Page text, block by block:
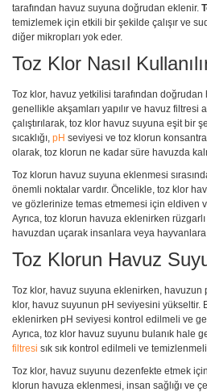
tarafından havuz suyuna doğrudan eklenir.
temizlemek için etkili bir şekilde çalışır ve
diğer mikropları yok eder.
Toz Klor Nasıl
Toz klor, havuz yetkilisi tarafından
genellikle akşamları yapılır ve havuz filtresi
çalıştırılarak, toz klor havuz suyuna eşit bir
sıcaklığı, pH seviyesi ve toz klorun
olarak, toz klorun ne kadar süre havuzda
Toz klorun havuz suyuna eklenmesi
önemli noktalar vardır. Öncelikle, toz klor
ve gözlerinize temas etmemesi için eldiven
Ayrıca, toz klorun havuza eklenirken
havuzdan uçarak insanlara veya
Toz Klorun Havuz
Toz klor, havuz suyuna eklenirken,
klor, havuz suyunun pH seviyesini yükseltir.
eklenirken pH seviyesi kontrol edilmeli ve
Ayrıca, toz klor havuz suyunu bulanık hale
filtresi sık sık kontrol edilmeli ve
Toz klor, havuz suyunu dezenfekte etmek
klorun havuza eklenmesi, insan sağlığı ve